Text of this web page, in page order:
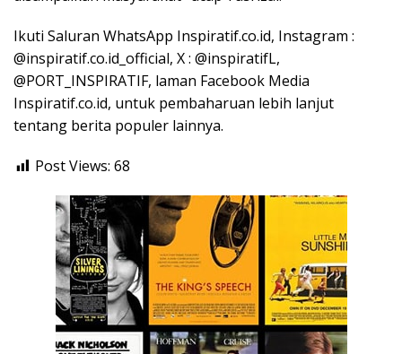
Ikuti Saluran WhatsApp Inspiratif.co.id, Instagram :
@inspiratif.co.id_official, X : @inspiratifL,
@PORT_INSPIRATIF, laman Facebook Media
Inspiratif.co.id, untuk pembaharuan lebih lanjut
tentang berita populer lainnya.
Post Views: 68